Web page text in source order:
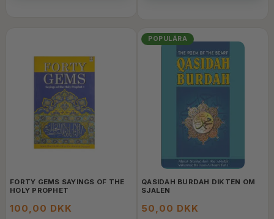
FORTY GEMS SAYINGS OF THE
HOLY PROPHET
100,00 DKK
POPULÄRA
QASIDAH BURDAH DIKTEN OM
SJALEN
50,00 DKK